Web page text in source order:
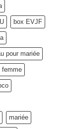
box EVJF
pour mariée
femme
mariée